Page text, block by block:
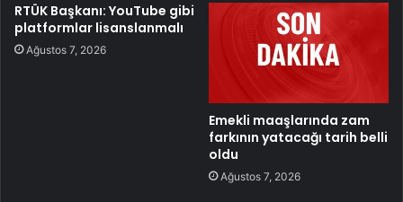
RTÜK Başkanı: YouTube gibi
platformlar lisanslanmalı
Ağustos 7, 2026
Emekli maaşlarında zam
farkının yatacağı tarih belli
oldu
Ağustos 7, 2026